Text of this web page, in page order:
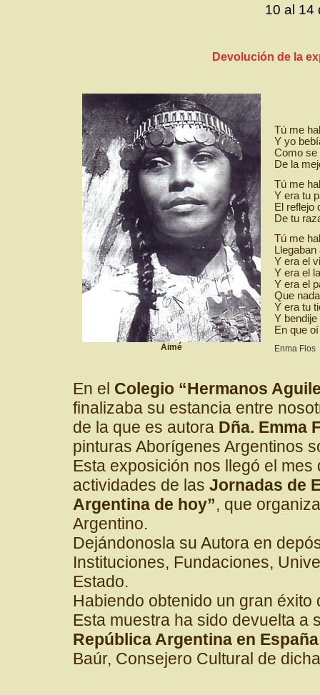
10 al 14
Devolución de la
Aimé
Tú me
Y yo
Como se
De la
Tú me
Y era tu
El reflejo
De tu
Tú me
Y era el
Y era el
Y era el
Que
Y era tu
Y
En que
Enma Flos
En el Colegio “Hermanos
finalizaba su estancia entre
de la que es autora Dña. Emma
pinturas Aborígenes Argentinos
Esta exposición nos llegó el
actividades de las Jornadas de
Argentina de hoy”, que
Argentino.
Dejándonosla su Autora en
Instituciones, Fundaciones,
Estado.
Habiendo obtenido un gran
Esta muestra ha sido devuelta a
República Argentina en España
Baúr, Consejero Cultural de